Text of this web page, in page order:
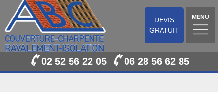
DEVIS
GRATUIT
MENU
02 52 56 22 05 06 28 56 62 85